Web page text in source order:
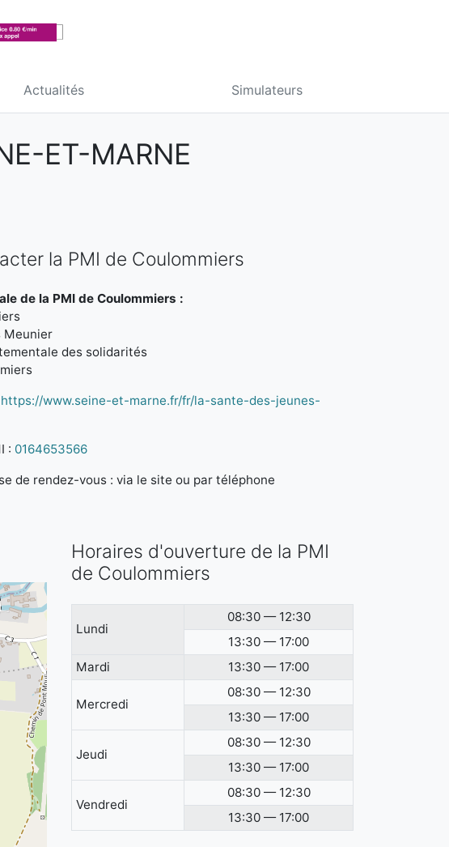
Actualités Simulateurs
ET-MARNE
la PMI de Coulommiers
de la PMI de Coulommiers :
Meunier
des solidarités
https://www.seine-et-marne.fr/fr/la-sante-des-jeunes-
: 0164653566
de rendez-vous : via le site ou par téléphone
Horaires d'ouverture de la PMI
de Coulommiers
Lundi
08:30 — 12:30
13:30 — 17:00
Mardi
13:30 — 17:00
Mercredi
08:30 — 12:30
13:30 — 17:00
Jeudi
08:30 — 12:30
13:30 — 17:00
Vendredi
08:30 — 12:30
13:30 — 17:00